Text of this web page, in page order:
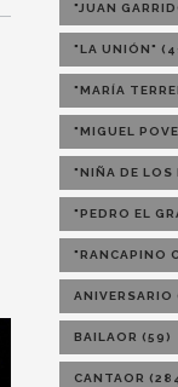
"JUAN
"LA UNIÓN"
"MARÍA
"MIGUEL
"NIÑA DE LOS
"PEDRO EL
"RANCAPINO
ANIVERSARIO
BAILAOR (59)
CANTAOR